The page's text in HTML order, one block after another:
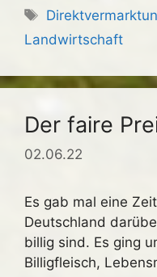
Schlagwörter
Landwirtschaft
Der faire
02.06.22
Es gab mal eine
Deutschland
billig sind. Es ging
Billigfleisch,